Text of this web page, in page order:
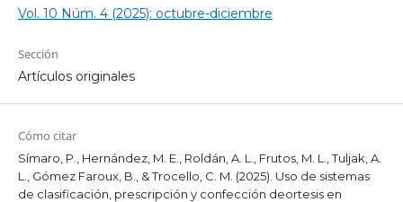
Vol. 10 Núm. 4 (2025): octubre-diciembre
Sección
Artículos originales
Cómo citar
Símaro, P., Hernández, M. E., Roldán, A. L., Frutos, M. L., Tuljak, A.
L., Gómez Faroux, B., & Trocello, C. M. (2025). Uso de sistemas
de clasificación, prescripción y confección deortesis en